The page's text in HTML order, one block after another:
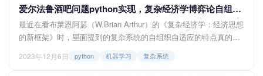
爱尔法鲁酒吧问题python实现，复杂经济学博弈论自组织自适应系统
最近在看布莱恩阿瑟（W.Brian Arthur）的《复杂经济学：经济思想
的新框架》时，里面提到的复杂系统的自组织自适应的特点真的很
复杂系统通过一个实验体现了出来，行为主体的每一次决策将影响
2023年12月6日 python 机器学习 复杂系统